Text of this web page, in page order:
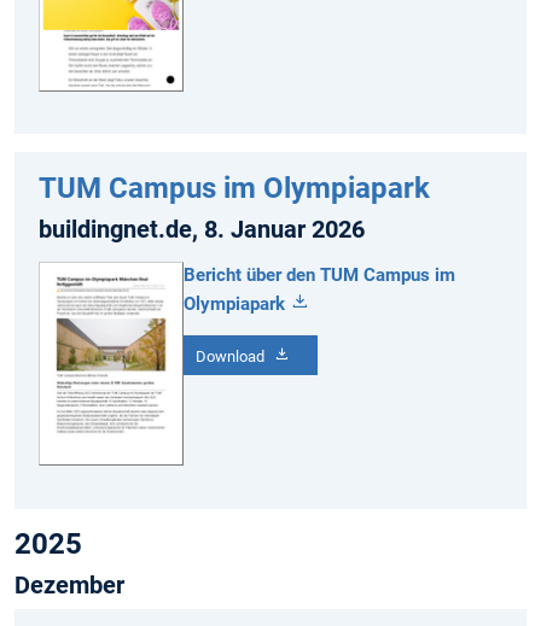
TUM Campus im Olympiapark
buildingnet.de, 8. Januar 2026
Bericht über den TUM Campus im
Olympiapark
Download
2025
Dezember